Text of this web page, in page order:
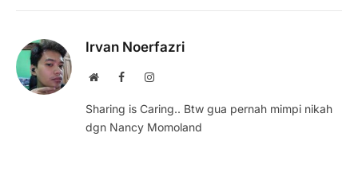
Irvan Noerfazri
WebsiteFacebookInstagram
Sharing is Caring.. Btw gua pernah mimpi nikah
dgn Nancy Momoland